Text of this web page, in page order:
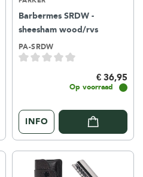
Barbermes SRDW -
sheesham wood/rvs
PA-SRDW
€ 36,95
Op voorraad
INFO